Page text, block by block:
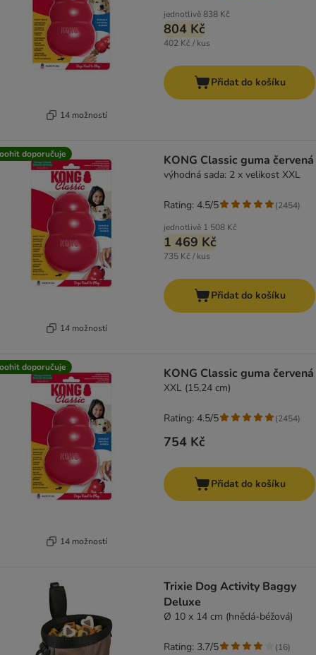
14 možností
jednotlivě838 Kč
804 Kč
402 Kč / kus
Přidat do košíku
doporučuje
14 možností
KONG Classic guma červená
výhodná sada: 2 x velikost XXL
jednotlivě 1 508 Kč
1 469 Kč
735 Kč / kus
Rating: 4.5/5 (2454)
Přidat do košíku
doporučuje
14 možností
KONG Classic guma červená
XXL (15,24 cm)
754 Kč
Rating: 4.5/5 (2454)
Přidat do košíku
Trixie Dog Activity Baggy
Deluxe
Ø 10 x 14 cm (hnědá-béžová)
Rating: 3.7/5 (16)